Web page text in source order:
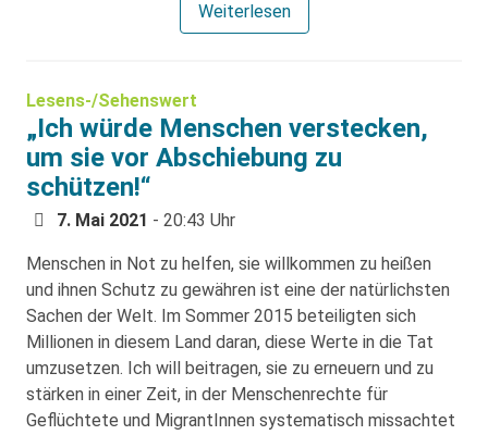
Weiterlesen
Lesens-/Sehenswert
„Ich würde Menschen verstecken,
um sie vor Abschiebung zu
schützen!“
7. Mai 2021 - 20:43 Uhr
Menschen in Not zu helfen, sie willkommen zu heißen
und ihnen Schutz zu gewähren ist eine der natürlichsten
Sachen der Welt. Im Sommer 2015 beteiligten sich
Millionen in diesem Land daran, diese Werte in die Tat
umzusetzen. Ich will beitragen, sie zu erneuern und zu
stärken in einer Zeit, in der Menschenrechte für
Geflüchtete und MigrantInnen systematisch missachtet